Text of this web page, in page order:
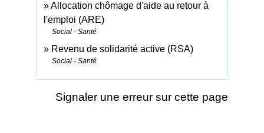
Allocation chômage d'aide au retour à
l'emploi (ARE)
Social - Santé
Revenu de solidarité active (RSA)
Social - Santé
Signaler une erreur sur cette page